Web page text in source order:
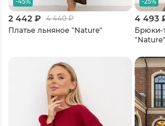
2 442 ₽ 4 440₽
Платье льняное "Nature"
4 493
Брюки-
"Nature"